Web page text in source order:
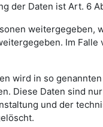
der Daten ist Art. 6
Im
wird in so
Diese Daten sind
und der